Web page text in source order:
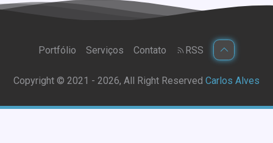
Copyright © 2021 - 2026, All Right Reserved Carlos Alves
Portfólio Serviços Contato RSS